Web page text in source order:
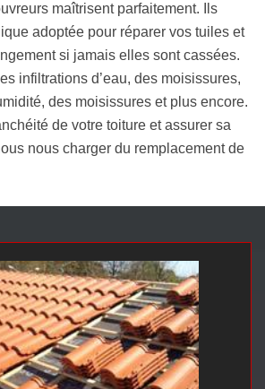
maîtrisent parfaitement. Ils
adoptée pour réparer vos tuiles et
si jamais elles sont cassées.
infiltrations d’eau, des moisissures,
des moisissures et plus encore.
de votre toiture et assurer sa
nous charger du remplacement de